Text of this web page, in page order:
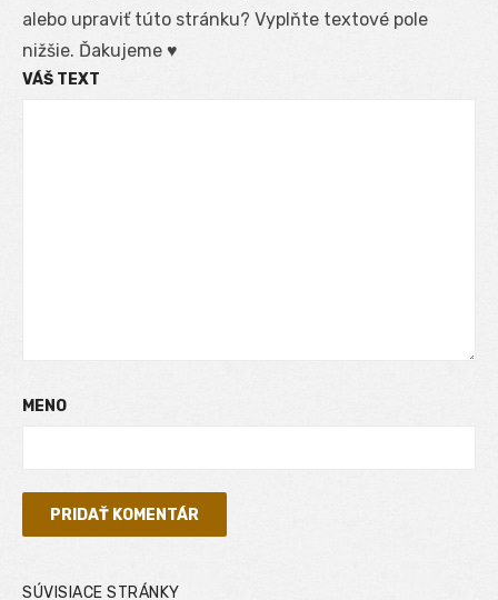
alebo upraviť túto stránku? Vyplňte textové pole
nižšie. Ďakujeme ♥
VÁŠ TEXT
MENO
SÚVISIACE STRÁNKY